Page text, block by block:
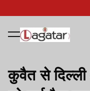
कुवैत से दिल्ली